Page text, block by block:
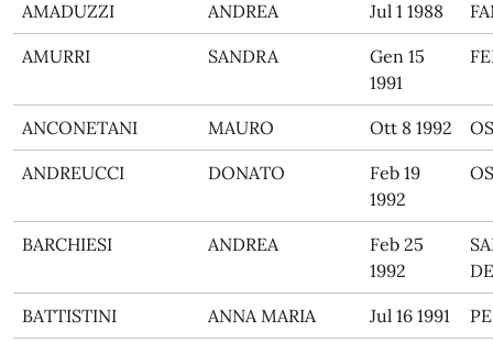
AMADUZZI ANDREA Jul 1 1988
AMURRI SANDRA
Gen 15
1991
ANCONETANI MAURO Ott 8 1992
ANDREUCCI DONATO
Feb 19
1992
BARCHIESI ANDREA
Feb 25
1992
BATTISTINI ANNA MARIA Jul 16 1991